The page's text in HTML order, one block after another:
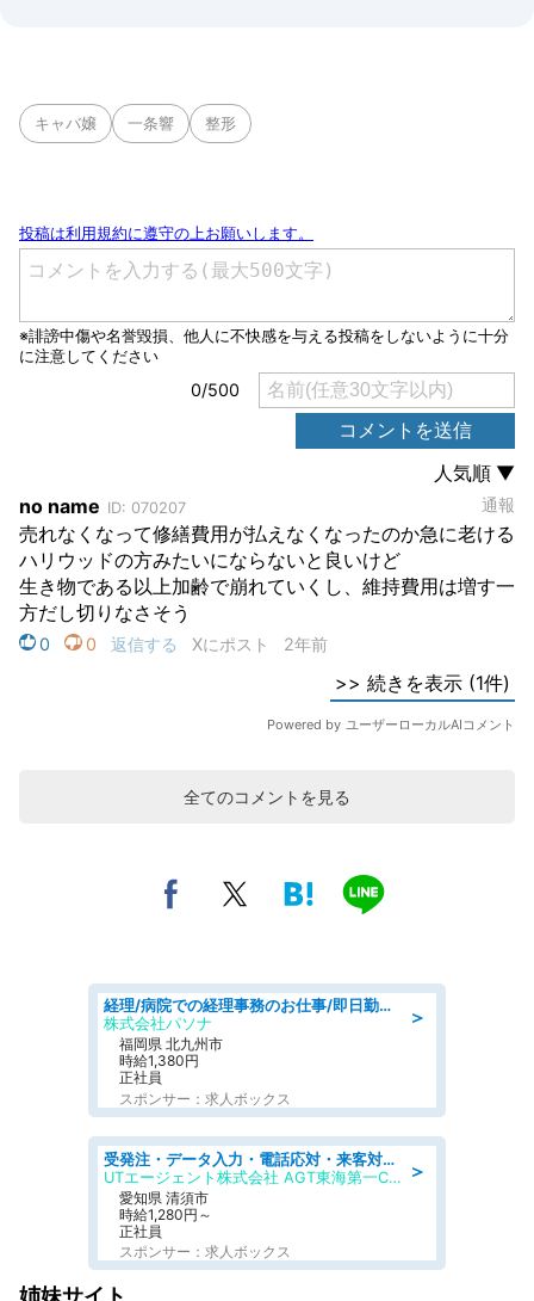
キャバ嬢 一条響 整形
全てのコメントを見る
＞
経理/病院での経理事務のお仕事/即日勤務可/車通勤可/経理/一般事務
株式会社パソナ
福岡県 北九州市
時給1,380円
正社員
スポンサー：求人ボックス
＞
受発注・データ入力・電話応対・来客対応・一般事務
UTエージェント株式会社 AGT東海第一CU AGT一宮エリア 下萱津替地CL
愛知県 清須市
時給1,280円～
正社員
スポンサー：求人ボックス
姉妹サイト